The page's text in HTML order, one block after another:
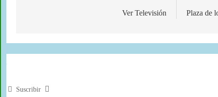
Ver Televisión Plaza de
Suscribir